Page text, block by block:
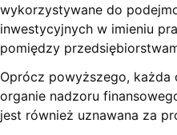
wykorzystywane do
inwestycyjnych w imieniu
pomiędzy
Oprócz powyższego, każda
organie nadzoru
jest również uznawana za